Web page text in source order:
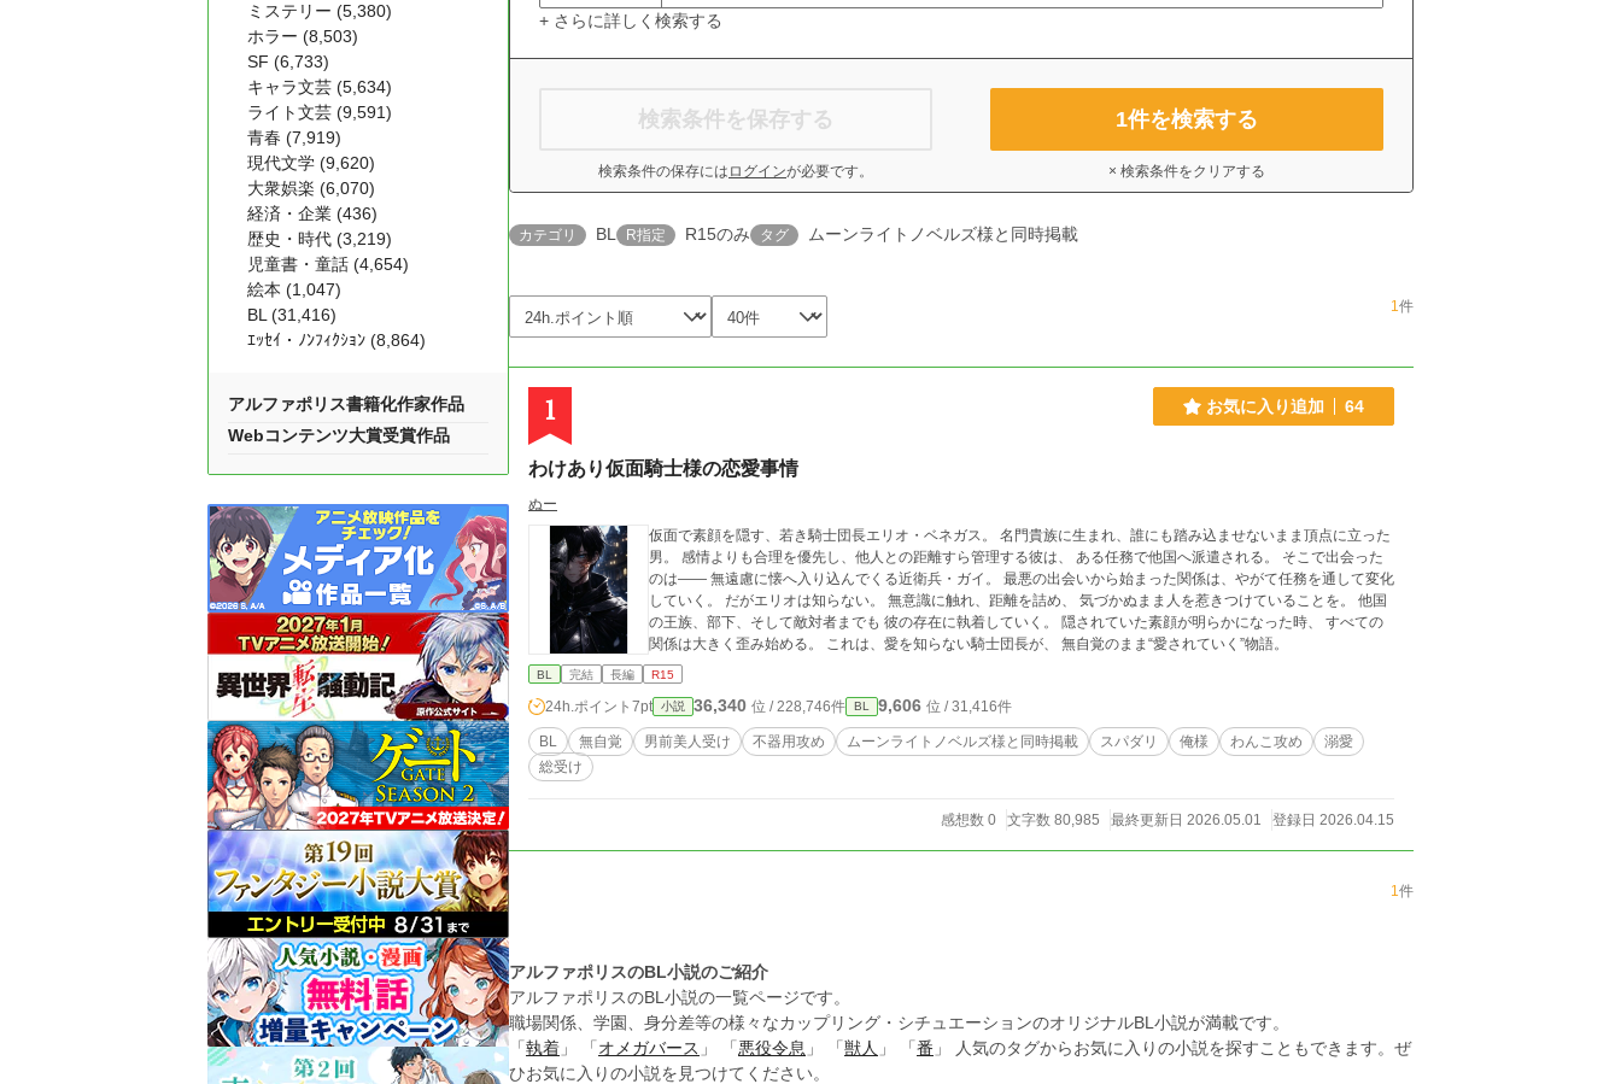
+ さらに詳しく検索する
検索条件を保存する
検索条件の保存には ログインが必要です。
1件を検索する
× 検索条件をクリアする
カテゴリ BL R指定 R15のみ タグ ムーンライトノベルズ様と同時掲載
1件
1 お気に入り追加 64
わけあり仮面騎士様の恋愛事情
ぬー
仮面で素顔を隠す、若き騎士団長エリオ・ベネガス。 名門貴族に生まれ、誰にも踏み込ませないまま頂点に立った
男。 感情よりも合理を優先し、他人との距離すら管理する彼は、 ある任務で他国へ派遣される。 そこで出会った
のは—— 無遠慮に懐へ入り込んでくる近衛兵・ガイ。 最悪の出会いから始まった関係は、やがて任務を通して変化
していく。 だがエリオは知らない。 無意識に触れ、距離を詰め、 気づかぬまま人を惹きつけていることを。 他国
の王族、部下、そして敵対者までも 彼の存在に執着していく。 隠されていた素顔が明らかになった時、 すべての
関係は大きく歪み始める。 これは、愛を知らない騎士団長が、 無自覚のまま“愛されていく”物語。
BL 完結 長編 R15
24h.ポイント 7pt 小説 36,340 位 / 228,746件 BL 9,606 位 / 31,416件
BL 無自覚 男前美人受け 不器用攻め ムーンライトノベルズ様と同時掲載 スパダリ 俺様 わんこ攻め
溺愛
総受け
感想数 0 文字数 80,985 最終更新日 2026.05.01 登録日 2026.04.15
1件
アルファポリスのBL小説のご紹介
アルファポリスのBL小説の一覧ページです。
職場関係、学園、身分差等の様々なカップリング・シチュエーションのオリジナルBL小説が満載です。
「 執着 」 「 オメガバース 」 「 悪役令息 」 「 獣人 」 「 番 」 人気のタグからお気に入りの小説を探すこともできます。ぜ
ひお気に入りの小説を見つけてください。
ミステリー (5,380)
ホラー (8,503)
SF (6,733)
キャラ文芸 (5,634)
ライト文芸 (9,591)
青春 (7,919)
現代文学 (9,620)
大衆娯楽 (6,070)
経済・企業 (436)
歴史・時代 (3,219)
児童書・童話 (4,654)
絵本 (1,047)
BL (31,416)
ｴｯｾｲ・ﾉﾝﾌｨｸｼｮﾝ (8,864)
アルファポリス書籍化作家作品
Webコンテンツ大賞受賞作品